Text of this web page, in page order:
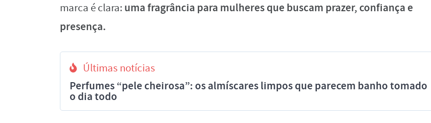
marca é clara: uma fragrância para mulheres que buscam prazer, confiança e
presença.
Últimas notícias
Perfumes “pele cheirosa”: os almíscares limpos que parecem banho tomado
o dia todo